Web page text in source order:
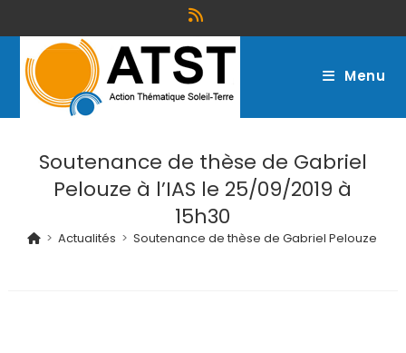
Menu
Soutenance de thèse de Gabriel
Pelouze à l’IAS le 25/09/2019 à
15h30
> Actualités > Soutenance de thèse de Gabriel Pelouze à